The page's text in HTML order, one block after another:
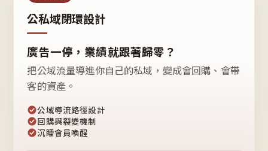
公私域閉環設計
廣告一停，業績就跟著歸零？
把公域流量導進你自己的私域，變成會回購、會帶
客的資產。
公域導流路徑設計
回購與裂變機制
沉睡會員喚醒